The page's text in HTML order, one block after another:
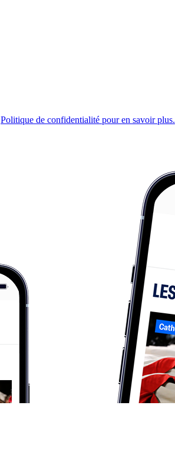
Politique de confidentialité pour en savoir plus.